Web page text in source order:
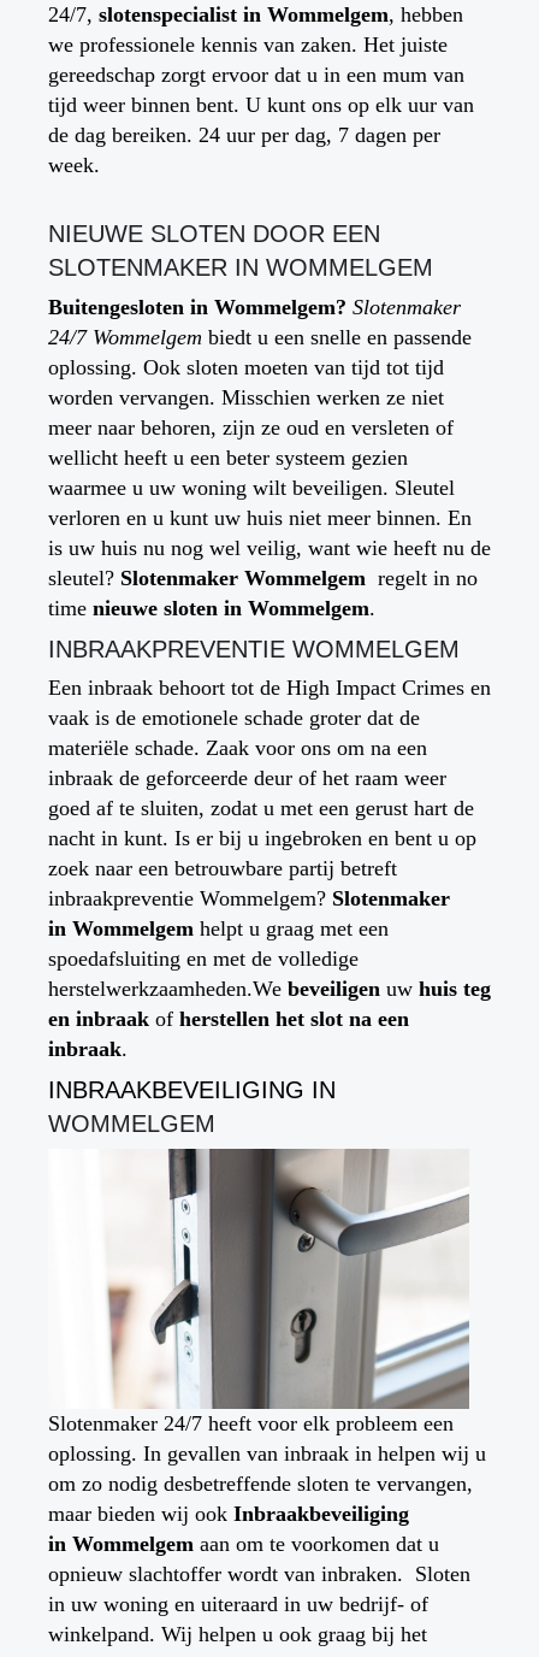
24/7, slotenspecialist in Wommelgem, hebben
we professionele kennis van zaken. Het juiste
gereedschap zorgt ervoor dat u in een mum van
tijd weer binnen bent. U kunt ons op elk uur van
de dag bereiken. 24 uur per dag, 7 dagen per
week.
NIEUWE SLOTEN DOOR EEN
SLOTENMAKER IN WOMMELGEM
Buitengesloten in Wommelgem? Slotenmaker
24/7 Wommelgem biedt u een snelle en passende
oplossing. Ook sloten moeten van tijd tot tijd
worden vervangen. Misschien werken ze niet
meer naar behoren, zijn ze oud en versleten of
wellicht heeft u een beter systeem gezien
waarmee u uw woning wilt beveiligen. Sleutel
verloren en u kunt uw huis niet meer binnen. En
is uw huis nu nog wel veilig, want wie heeft nu de
sleutel? Slotenmaker Wommelgem regelt in no
time nieuwe sloten in Wommelgem.
INBRAAKPREVENTIE WOMMELGEM
Een inbraak behoort tot de High Impact Crimes en
vaak is de emotionele schade groter dat de
materiële schade. Zaak voor ons om na een
inbraak de geforceerde deur of het raam weer
goed af te sluiten, zodat u met een gerust hart de
nacht in kunt. Is er bij u ingebroken en bent u op
zoek naar een betrouwbare partij betreft
inbraakpreventie Wommelgem? Slotenmaker
in Wommelgem helpt u graag met een
spoedafsluiting en met de volledige
herstelwerkzaamheden.We beveiligen uw huis teg
en inbraak of herstellen het slot na een
inbraak.
INBRAAKBEVEILIGING IN
WOMMELGEM
Slotenmaker 24/7 heeft voor elk probleem een
oplossing. In gevallen van inbraak in helpen wij u
om zo nodig desbetreffende sloten te vervangen,
maar bieden wij ook Inbraakbeveiliging
in Wommelgem aan om te voorkomen dat u
opnieuw slachtoffer wordt van inbraken. Sloten
in uw woning en uiteraard in uw bedrijf- of
winkelpand. Wij helpen u ook graag bij het